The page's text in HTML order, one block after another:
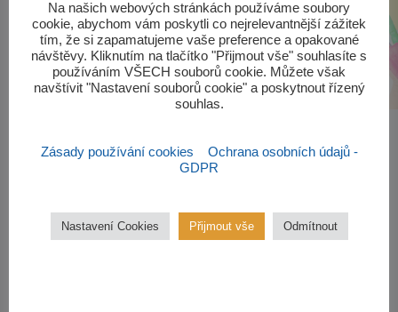
Kroužky začínají od října 2022.
Zájmové kroužky jsou
‎Na našich webových stránkách používáme soubory
cookie, abychom vám poskytli co nejrelevantnější zážitek
tím, že si zapamatujeme vaše preference a opakované
návštěvy. Kliknutím na tlačítko "Přijmout vše" souhlasíte s
používáním VŠECH souborů cookie. Můžete však
navštívit "Nastavení souborů cookie" a poskytnout řízený
souhlas.‎
Zásady používání cookies
Ochrana osobních údajů -
GDPR
Nastavení Cookies Přijmout vše Odmítnout